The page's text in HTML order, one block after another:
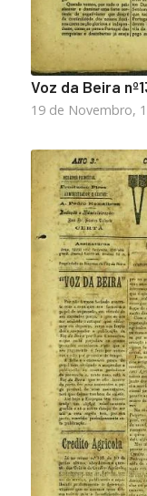
Voz da Beira
19 de Novembro,